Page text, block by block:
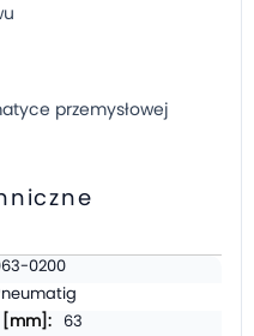
przemysłowej
0200
63